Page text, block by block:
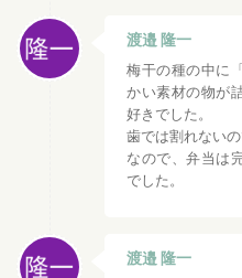
渡邉 隆一
梅干の種の中に
かい素材の物が
好きでした。
歯では割れない
なので、弁当は
でした。
渡邉 隆一